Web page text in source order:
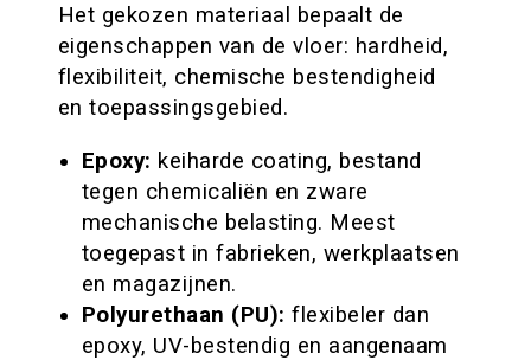
Het gekozen materiaal bepaalt de
eigenschappen van de vloer: hardheid,
flexibiliteit, chemische bestendigheid
en toepassingsgebied.
Epoxy: keiharde coating, bestand
tegen chemicaliën en zware
mechanische belasting. Meest
toegepast in fabrieken, werkplaatsen
en magazijnen.
Polyurethaan (PU):flexibeler dan
epoxy, UV-bestendig en aangenaam